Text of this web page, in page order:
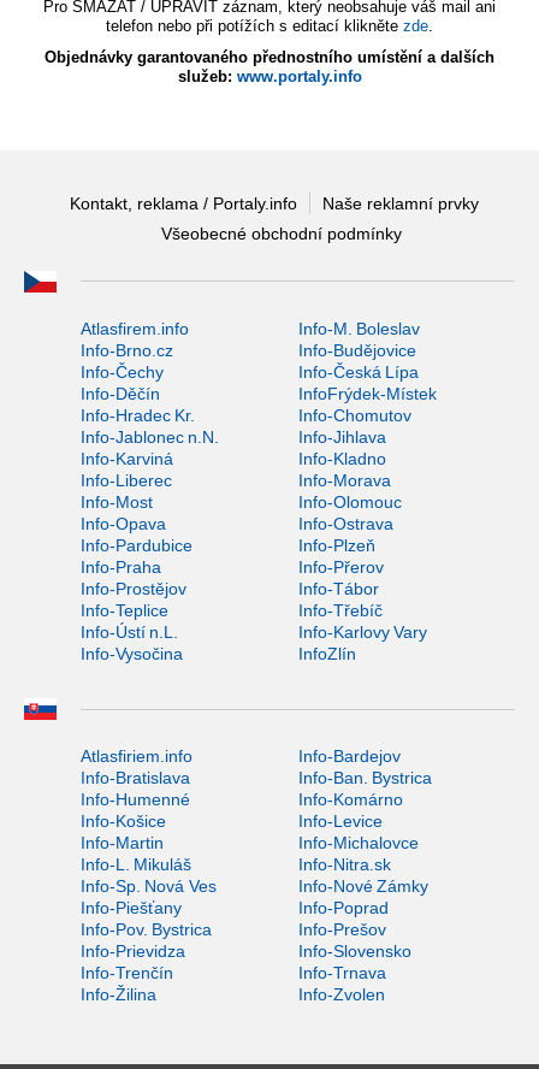
Pro SMAZAT / UPRAVIT záznam, který neobsahuje váš mail ani
telefon nebo při potížích s editací klikněte zde.
Objednávky garantovaného přednostního umístění a dalších
služeb: www.portaly.info
Kontakt, reklama / Portaly.info
Naše reklamní prvky
Všeobecné obchodní podmínky
Atlasfirem.info
Info-M. Boleslav
Info-Brno.cz
Info-Budějovice
Info-Čechy
Info-Česká Lípa
Info-Děčín
InfoFrýdek-Místek
Info-Hradec Kr.
Info-Chomutov
Info-Jablonec n.N.
Info-Jihlava
Info-Karviná
Info-Kladno
Info-Liberec
Info-Morava
Info-Most
Info-Olomouc
Info-Opava
Info-Ostrava
Info-Pardubice
Info-Plzeň
Info-Praha
Info-Přerov
Info-Prostějov
Info-Tábor
Info-Teplice
Info-Třebíč
Info-Ústí n.L.
Info-Karlovy Vary
Info-Vysočina
InfoZlín
Atlasfiriem.info
Info-Bardejov
Info-Bratislava
Info-Ban. Bystrica
Info-Humenné
Info-Komárno
Info-Košice
Info-Levice
Info-Martin
Info-Michalovce
Info-L. Mikuláš
Info-Nitra.sk
Info-Sp. Nová Ves
Info-Nové Zámky
Info-Piešťany
Info-Poprad
Info-Pov. Bystrica
Info-Prešov
Info-Prievidza
Info-Slovensko
Info-Trenčín
Info-Trnava
Info-Žilina
Info-Zvolen